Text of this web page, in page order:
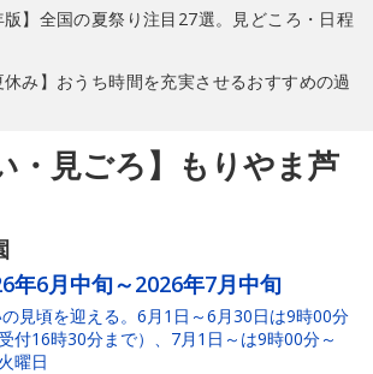
版】全国の夏祭り注目27選。見どころ・日程
休み】おうち時間を充実させるおすすめの過
・見ごろ】もりやま芦
年6月中旬～2026年7月中旬
見頃を迎える。6月1日～6月30日は9時00分
付16時30分まで）、7月1日～は9時00分～
曜日